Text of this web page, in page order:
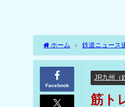
ホーム 鉄道ニュース
揺れる列車の中での筋トレ
Facebook
JR九州（
筋ト